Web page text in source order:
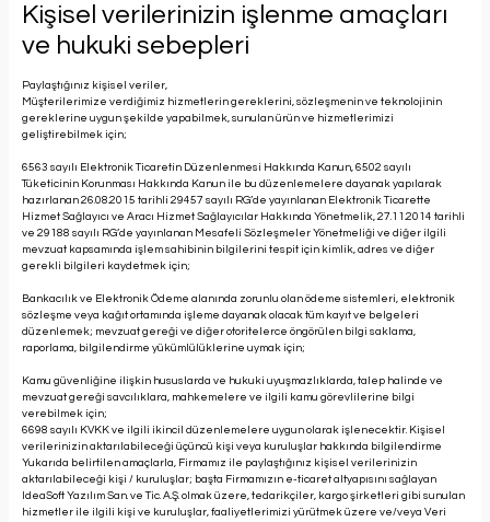
Kişisel verilerinizin işlenme amaçları
ve hukuki sebepleri
Paylaştığınız kişisel veriler,
Müşterilerimize verdiğimiz hizmetlerin gereklerini, sözleşmenin ve teknolojinin
gereklerine uygun şekilde yapabilmek, sunulan ürün ve hizmetlerimizi
geliştirebilmek için;
6563 sayılı Elektronik Ticaretin Düzenlenmesi Hakkında Kanun, 6502 sayılı
Tüketicinin Korunması Hakkında Kanun ile bu düzenlemelere dayanak yapılarak
hazırlanan 26.08.2015 tarihli 29457 sayılı RG’de yayınlanan Elektronik Ticarette
Hizmet Sağlayıcı ve Aracı Hizmet Sağlayıcılar Hakkında Yönetmelik, 27.11.2014 tarihli
ve 29188 sayılı RG’de yayınlanan Mesafeli Sözleşmeler Yönetmeliği ve diğer ilgili
mevzuat kapsamında işlem sahibinin bilgilerini tespit için kimlik, adres ve diğer
gerekli bilgileri kaydetmek için;
Bankacılık ve Elektronik Ödeme alanında zorunlu olan ödeme sistemleri, elektronik
sözleşme veya kağıt ortamında işleme dayanak olacak tüm kayıt ve belgeleri
düzenlemek; mevzuat gereği ve diğer otoritelerce öngörülen bilgi saklama,
raporlama, bilgilendirme yükümlülüklerine uymak için;
Kamu güvenliğine ilişkin hususlarda ve hukuki uyuşmazlıklarda, talep halinde ve
mevzuat gereği savcılıklara, mahkemelere ve ilgili kamu görevlilerine bilgi
verebilmek için;
6698 sayılı KVKK ve ilgili ikincil düzenlemelere uygun olarak işlenecektir. Kişisel
verilerinizin aktarılabileceği üçüncü kişi veya kuruluşlar hakkında bilgilendirme
Yukarıda belirtilen amaçlarla, Firmamız ile paylaştığınız kişisel verilerinizin
aktarılabileceği kişi / kuruluşlar; başta Firmamızın e-ticaret altyapısını sağlayan
IdeaSoft Yazılım San. ve Tic. A.Ş. olmak üzere, tedarikçiler, kargo şirketleri gibi sunulan
hizmetler ile ilgili kişi ve kuruluşlar, faaliyetlerimizi yürütmek üzere ve/veya Veri